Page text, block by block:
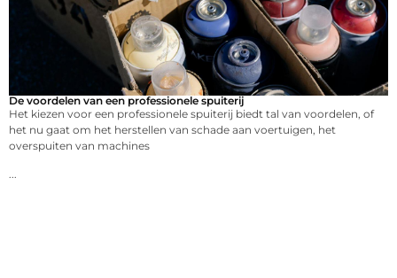
De voordelen van een professionele spuiterij
Het kiezen voor een professionele spuiterij biedt tal van voordelen, of
het nu gaat om het herstellen van schade aan voertuigen, het
overspuiten van machines
...